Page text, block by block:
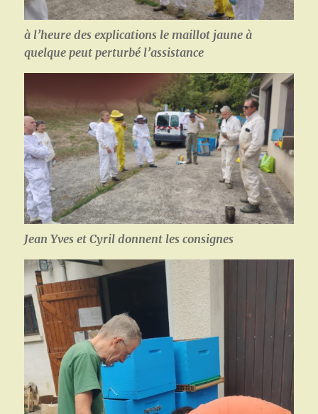
à l’heure des explications le maillot jaune à
quelque peut perturbé l’assistance
Jean Yves et Cyril donnent les consignes